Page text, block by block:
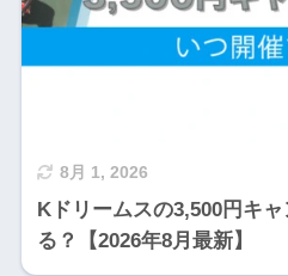
8月 1, 2026
Kドリームスの3,500円キ
る？【2026年8月最新】